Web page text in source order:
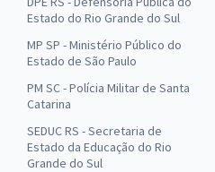
Estado do Rio Grande do Sul
MP SP - Ministério Público do
Estado de São Paulo
PM SC - Polícia Militar de Santa
Catarina
SEDUC RS - Secretaria de
Estado da Educação do Rio
Grande do Sul